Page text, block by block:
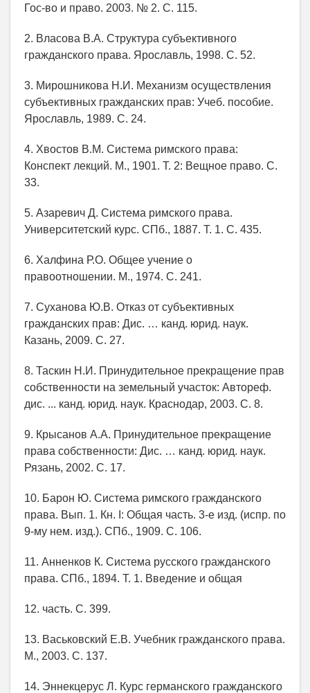
Гос-во и право. 2003. № 2. С. 115.
2. Власова В.А. Структура субъективного
гражданского права. Ярославль, 1998. С. 52.
3. Мирошникова Н.И. Механизм осуществления
субъективных гражданских прав: Учеб. пособие.
Ярославль, 1989. С. 24.
4. Хвостов В.М. Система римского права:
Конспект лекций. М., 1901. Т. 2: Вещное право. С.
33.
5. Азаревич Д. Система римского права.
Университетский курс. СПб., 1887. Т. 1. С. 435.
6. Халфина Р.О. Общее учение о
правоотношении. М., 1974. С. 241.
7. Суханова Ю.В. Отказ от субъективных
гражданских прав: Дис. … канд. юрид. наук.
Казань, 2009. С. 27.
8. Таскин Н.И. Принудительное прекращение прав
собственности на земельный участок: Автореф.
дис. ... канд. юрид. наук. Краснодар, 2003. С. 8.
9. Крысанов А.А. Принудительное прекращение
права собственности: Дис. … канд. юрид. наук.
Рязань, 2002. С. 17.
10. Барон Ю. Система римского гражданского
права. Вып. 1. Кн. I: Общая часть. 3-е изд. (испр. по
9-му нем. изд.). СПб., 1909. С. 106.
11. Анненков К. Система русского гражданского
права. СПб., 1894. Т. 1. Введение и общая
12. часть. С. 399.
13. Васьковский Е.В. Учебник гражданского права.
М., 2003. С. 137.
14. Эннекцерус Л. Курс германского гражданского